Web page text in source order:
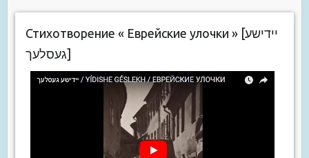
Стихотворение « Еврейские улочки » [יידישע
געסלעך]